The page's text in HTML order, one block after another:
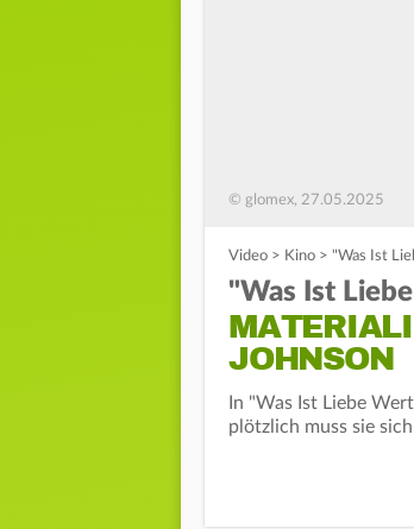
© glomex, 27.05.2025
Video > Kino > "Was Ist
"Was Ist
JOHNSON
In "Was Ist Liebe
plötzlich muss sie